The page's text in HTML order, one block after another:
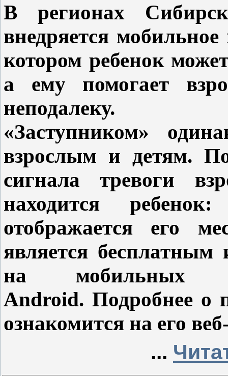
В регионах
внедряется
котором ребенок
а ему помогает
неподалеку.
«Заступником»
взрослым и детям.
сигнала тревоги
находится
отображается его
является бесплатным
на мобильных
Android. Подробнее о
ознакомится на его
...